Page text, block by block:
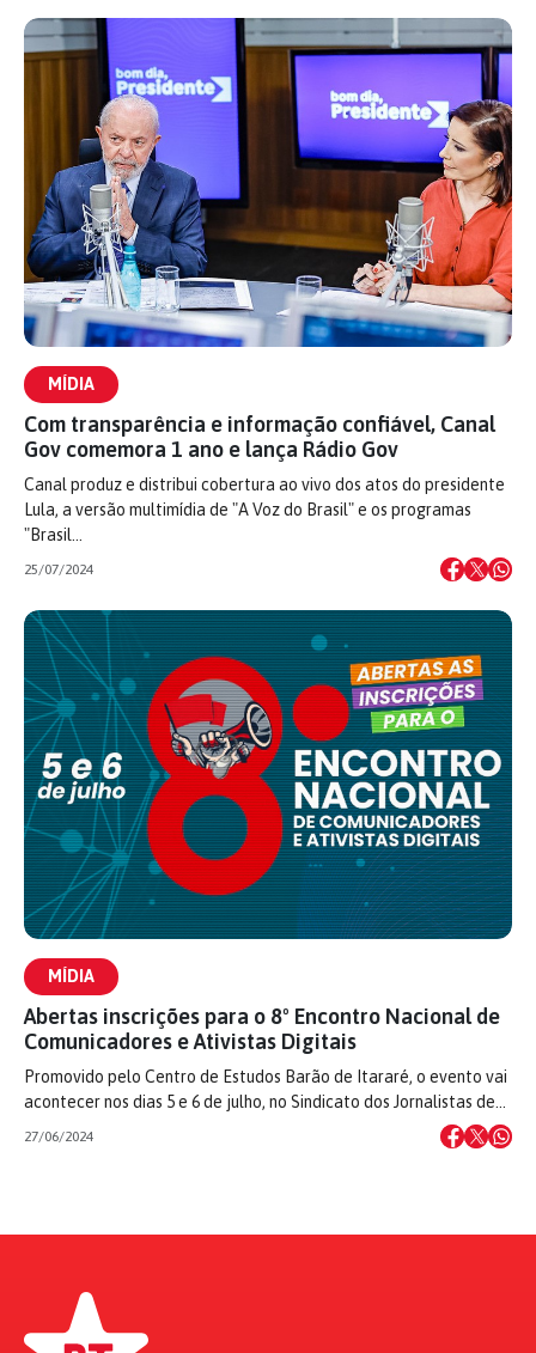
MÍDIA
Com transparência e informação confiável, Canal
Gov comemora 1 ano e lança Rádio Gov
Canal produz e distribui cobertura ao vivo dos atos do presidente
Lula, a versão multimídia de "A Voz do Brasil" e os programas
"Brasil…
25/07/2024
MÍDIA
Abertas inscrições para o 8º Encontro Nacional de
Comunicadores e Ativistas Digitais
Promovido pelo Centro de Estudos Barão de Itararé, o evento vai
acontecer nos dias 5 e 6 de julho, no Sindicato dos Jornalistas de…
27/06/2024